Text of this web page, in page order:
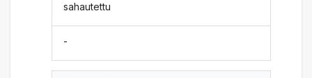
sahautettu
-